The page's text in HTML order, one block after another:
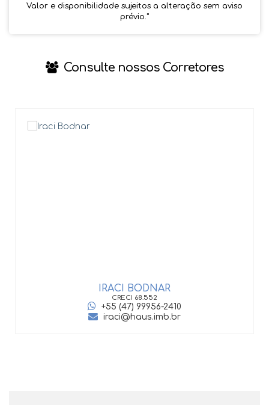
Valor e disponibilidade sujeitos a alteração sem aviso
prévio.''
Consulte nossos Corretores
IRACI BODNAR
CRECI 68.552
+55 (47) 99956-2410
iraci@haus.imb.br